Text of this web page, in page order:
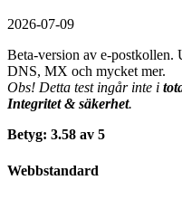
2026-07-09
Beta-version av e-postkollen.
DNS, MX och mycket mer.
Obs! Detta test ingår inte i
Integritet & säkerhet.
Betyg: 3.58 av 5
Webbstandard